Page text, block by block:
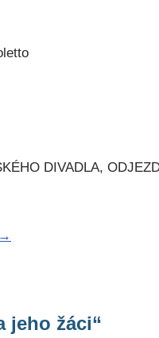
DIVADLA,
jeho žáci“